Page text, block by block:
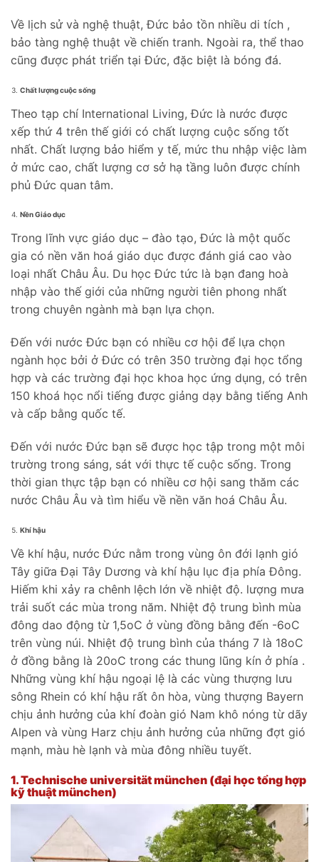
Về lịch sử và nghệ thuật, Đức bảo tồn nhiều di tích ,
bảo tàng nghệ thuật về chiến tranh. Ngoài ra, thể thao
cũng được phát triển tại Đức, đặc biệt là bóng đá.
Chất lượng cuộc sống
Theo tạp chí International Living, Đức là nước được
xếp thứ 4 trên thế giới có chất lượng cuộc sống tốt
nhất. Chất lượng bảo hiểm y tế, mức thu nhập việc làm
ở mức cao, chất lượng cơ sở hạ tầng luôn được chính
phủ Đức quan tâm.
Nền Giáo dục
Trong lĩnh vực giáo dục – đào tạo, Đức là một quốc
gia có nền văn hoá giáo dục được đánh giá cao vào
loại nhất Châu Âu. Du học Đức tức là bạn đang hoà
nhập vào thế giới của những người tiên phong nhất
trong chuyên ngành mà bạn lựa chọn.
Đến với nước Đức bạn có nhiều cơ hội để lựa chọn
ngành học bởi ở Đức có trên 350 trường đại học tổng
hợp và các trường đại học khoa học ứng dụng, có trên
150 khoá học nổi tiếng được giảng dạy bằng tiếng Anh
và cấp bằng quốc tế.
Đến với nước Đức bạn sẽ được học tập trong một môi
trường trong sáng, sát với thực tế cuộc sống. Trong
thời gian thực tập bạn có nhiều cơ hội sang thăm các
nước Châu Âu và tìm hiểu về nền văn hoá Châu Âu.
Khí hậu
Về khí hậu, nước Đức nằm trong vùng ôn đới lạnh gió
Tây giữa Đại Tây Dương và khí hậu lục địa phía Đông.
Hiếm khi xảy ra chênh lệch lớn về nhiệt độ. lượng mưa
trải suốt các mùa trong năm. Nhiệt độ trung bình mùa
đông dao động từ 1,5oC ở vùng đồng bằng đến -6oC
trên vùng núi. Nhiệt độ trung bình của tháng 7 là 18oC
ở đồng bằng là 20oC trong các thung lũng kín ở phía .
Những vùng khí hậu ngoại lệ là các vùng thượng lưu
sông Rhein có khí hậu rất ôn hòa, vùng thượng Bayern
chịu ảnh hưởng của khí đoàn gió Nam khô nóng từ dãy
Alpen và vùng Harz chịu ảnh hưởng của những đợt gió
mạnh, màu hè lạnh và mùa đông nhiều tuyết.
1.Technische universität münchen (đại học tổng hợp
kỹ thuật münchen)